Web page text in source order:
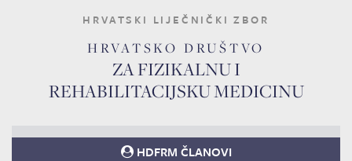
HRVATSKI LIJEČNIČKI ZBOR
HRVATSKO DRUŠTVO
ZA FIZIKALNU I
REHABILITACIJSKU MEDICINU
HDFRM ČLANOVI